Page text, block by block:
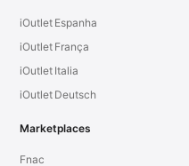
iOutlet Espanha
iOutlet França
iOutlet Italia
iOutlet Deutsch
Marketplaces
Fnac